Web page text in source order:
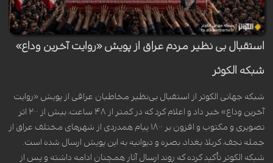
استقبال بی نظیر مردم عراق از پویش «روایت آخرین وداع»
شبکه الکوثر
شبکه جهانی الکوثر از استقبال بی‌نظیر مخاطبان عراقی از پویش «روایت
آخرین وداع» خبر داد و اعلام کرد که در کمتر از ۴۸ ساعت، بیش از ۲۰۰ اثر
تصویری و مکتوب و افزون بر ۱۸۰۰ پیام همدردی از شهرهای مختلف عراق از
جمله نجف، کربلا، بغداد، بصره و دیوانیه به این پویش ارسال شده است.
شبکه الکوثر تأکید کرده که روند ارسال آثار همچنان ادامه داشته و پس از